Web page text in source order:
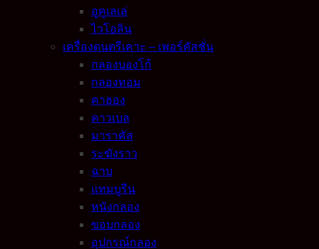
อูคูเลเล่
ไวโอลิน
เครื่องดนตรีเคาะ – เพอร์คัสชั่น
กลองบองโก้
กลองทอม
คาฮอง
คาวเบล
มาราคัส
ระฆังราว
ฉาบ
แทมบูรีน
หนังกลอง
ขอบกลอง
อุปกรณ์กลอง